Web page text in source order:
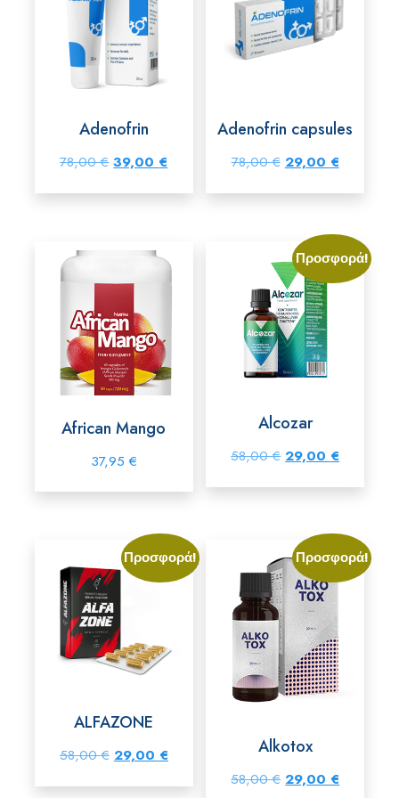
Adenofrin
78,00€ Original
price
78,00 €.
39,00 €
τρέχουσα
Adenofrin capsules
78,00€ Original
price
78,00 €.
29,00 €Η
τρέχουσα
είναι:
29,00 €.
African Mango
37,95 €
Προσφορά!
Alcozar
58,00€ Original
price
58,00 €.
29,00 €
τρέχουσα
είναι:
29,00 €.
Προσφορά!
ALFAZONE
58,00€ Original
price
29,00 €Η
τρέχουσα
Προσφορά!
Alkotox
58,00€ Original
29,00 €